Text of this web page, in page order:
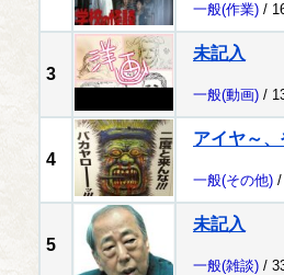
一般(作業) /
3
未記入
一般(動画) /
4
アイヤ～
一般(その他) /
5
未記入
一般(雑談) /